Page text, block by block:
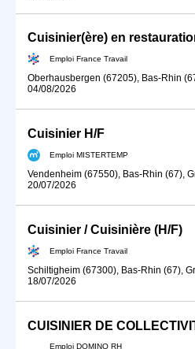
Cuisinier(ère) en
Emploi France Travail
Oberhausbergen (67205), Bas-Rhin
04/08/2026
Cuisinier H/F
Emploi MISTERTEMP
Vendenheim (67550), Bas-Rhin (67),
20/07/2026
Cuisinier / Cuisinière (H/F)
Emploi France Travail
Schiltigheim (67300), Bas-Rhin (67),
18/07/2026
CUISINIER DE
Emploi DOMINO RH